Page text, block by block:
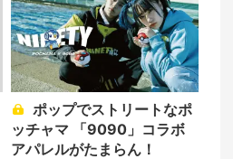
ッチャマ 「9090」コラボ
アパレルがたまらん！